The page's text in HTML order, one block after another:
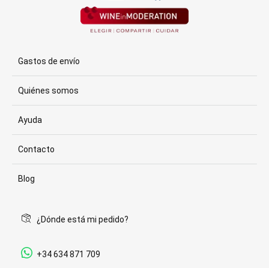
Gastos de envío
Quiénes somos
Ayuda
Contacto
Blog
¿Dónde está mi pedido?
+34 634 871 709